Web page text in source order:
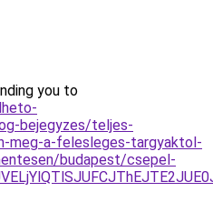
you to
bejegyzes/teljes-
meg-a-felesleges-targyaktol-
budapest/csepel-